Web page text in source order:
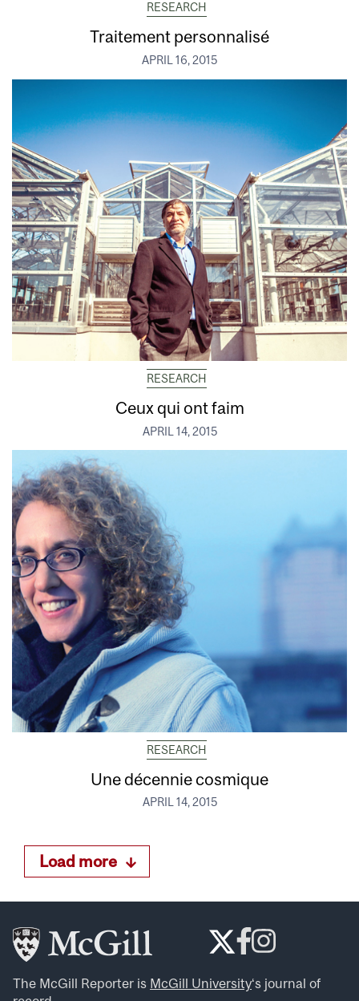
RESEARCH
Traitement personnalisé
APRIL 16, 2015
RESEARCH
Ceux qui ont faim
APRIL 14, 2015
RESEARCH
Une décennie cosmique
APRIL 14, 2015
Load more
The McGill Reporter is McGill University‘s journal of